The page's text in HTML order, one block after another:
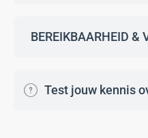
BEREIKBAARHEID &
Test jouw kennis